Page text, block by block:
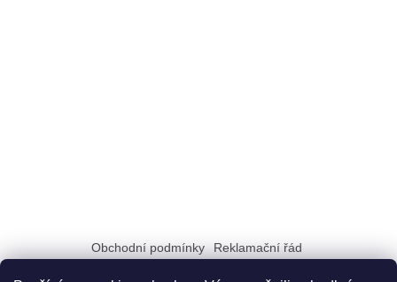
Obchodní podmínky
Reklamační řád